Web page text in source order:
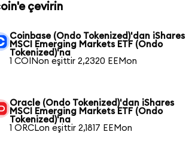
çevirin
Coinbase (Ondo Tokenized)'dan iShares
MSCI Emerging Markets ETF (Ondo
Tokenized)'na
1 COINon eşittir 2,2320 EEMon
Oracle (Ondo Tokenized)'dan iShares
MSCI Emerging Markets ETF (Ondo
Tokenized)'na
1 ORCLon eşittir 2,1817 EEMon